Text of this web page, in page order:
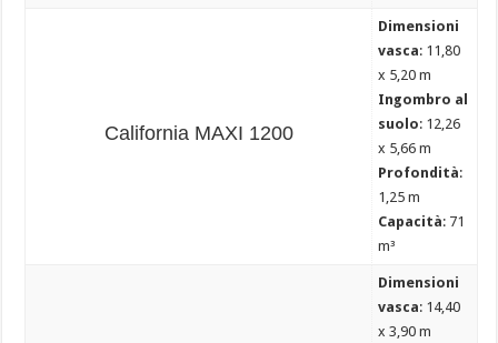
California MAXI 1200
Dimensioni
vasca: 11,80
x 5,20 m
Ingombro al
suolo: 12,26
x 5,66 m
Profondità:
1,25 m
Capacità: 71
m³
Dimensioni
vasca: 14,40
x 3,90 m